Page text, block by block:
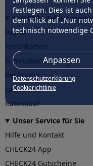
festlegen. Dies ist
dem Klick auf „Nur
technisch notwendige
Anpassen
Datenschutzerklärung
Cookierichtlinie
CHECK24
PayPal
Sofortüberweisung
Rechnung
Lastschrift
Ratenkauf
Unser Service für Sie
Hilfe und Kontakt
CHECK24 App
CHECK24 Gutscheine